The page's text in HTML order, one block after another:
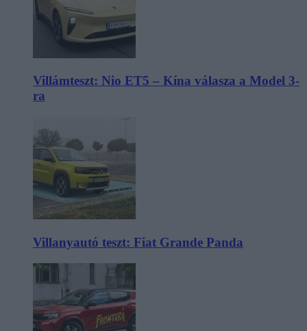
Villámteszt: Nio ET5 – Kína válasza a Model 3-
ra
Villanyautó teszt: Fiat Grande Panda